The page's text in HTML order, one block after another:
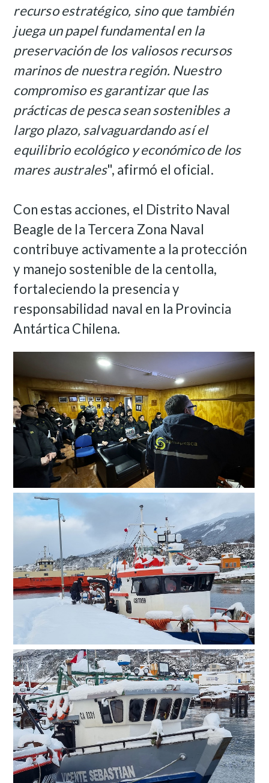
recurso estratégico, sino que también
juega un papel fundamental en la
preservación de los valiosos recursos
marinos de nuestra región. Nuestro
compromiso es garantizar que las
prácticas de pesca sean sostenibles a
largo plazo, salvaguardando así el
equilibrio ecológico y económico de los
mares australes", afirmó el oficial.
Con estas acciones, el Distrito Naval
Beagle de la Tercera Zona Naval
contribuye activamente a la protección
y manejo sostenible de la centolla,
fortaleciendo la presencia y
responsabilidad naval en la Provincia
Antártica Chilena.